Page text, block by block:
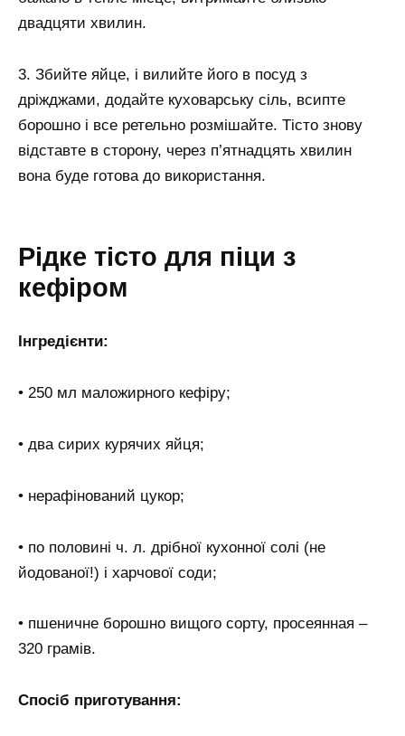
двадцяти хвилин.
3. Збийте яйце, і вилийте його в посуд з
дріжджами, додайте куховарську сіль, всипте
борошно і все ретельно розмішайте. Тісто знову
відставте в сторону, через п’ятнадцять хвилин
вона буде готова до використання.
Рідке тісто для піци з
кефіром
Інгредієнти:
• 250 мл маложирного кефіру;
• два сирих курячих яйця;
• нерафінований цукор;
• по половині ч. л. дрібної кухонної солі (не
йодованої!) і харчової соди;
• пшеничне борошно вищого сорту, просеянная –
320 грамів.
Спосіб приготування: